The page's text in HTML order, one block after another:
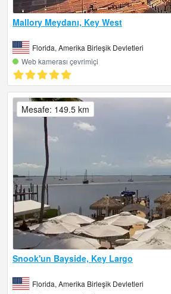
Mallory Meydanı, Key West
Florida, Amerika Birleşik Devletleri
Web kamerası çevrimiçi
Snook'un Bayside, Key Largo
Florida, Amerika Birleşik Devletleri
Mesafe: 149.5 km